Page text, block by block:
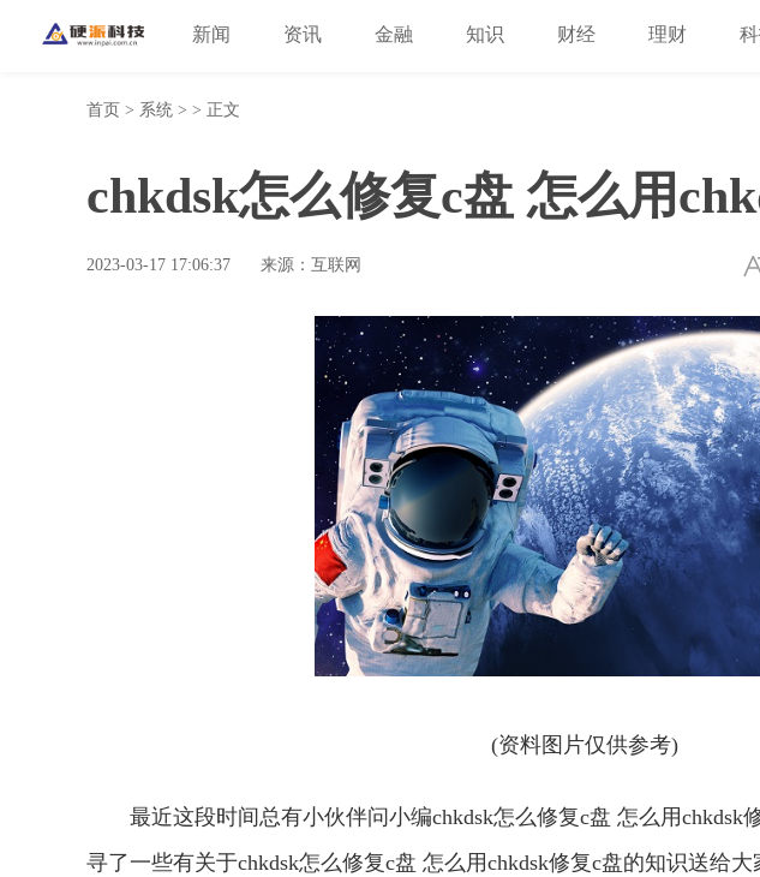
新闻 资讯 金融 知识 财经 理财
首页 > 系统 > > 正文
chkdsk怎么修复c盘 怎么用
2023-03-17 17:06:37 来源：互联网
(资料图片仅供参考)
最近这段时间总有小伙伴问小编chkdsk怎么修复c盘 怎么用chkdsk
寻了一些有关于chkdsk怎么修复c盘 怎么用chkdsk修复c盘的知识送给